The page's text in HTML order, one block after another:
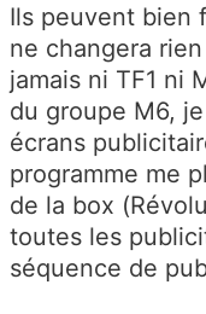
Ils peuvent bien
ne changera
jamais ni TF1 ni
du groupe M6,
écrans
programme me
de la box
toutes les
séquence de